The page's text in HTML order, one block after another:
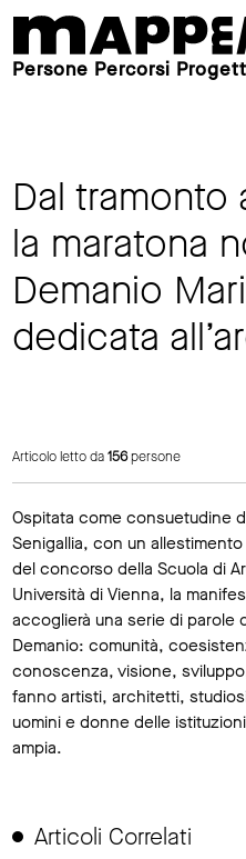
Persone Percorsi
Dal tramonto
la maratona
Demanio
dedicata
Articolo letto da156persone
Ospitata come consuetudine
Senigallia, con un
del concorso della Scuola di
Università di Vienna, la
accoglierà una serie di parole
Demanio: comunità,
conoscenza, visione,
fanno artisti, architetti,
uomini e donne delle
ampia.
Articoli Correlati